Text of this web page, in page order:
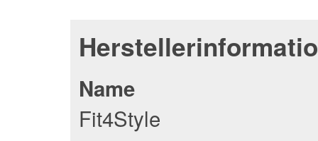
Name
Fit4Style